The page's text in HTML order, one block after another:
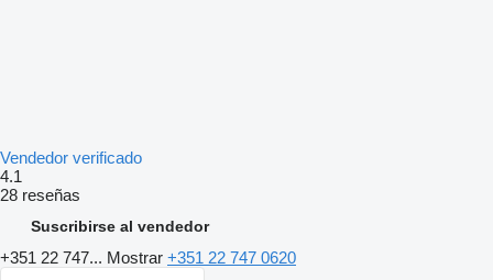
Vendedor verificado
4.1
28 reseñas
Suscribirse al vendedor
+351 22 747... Mostrar +351 22 747 0620